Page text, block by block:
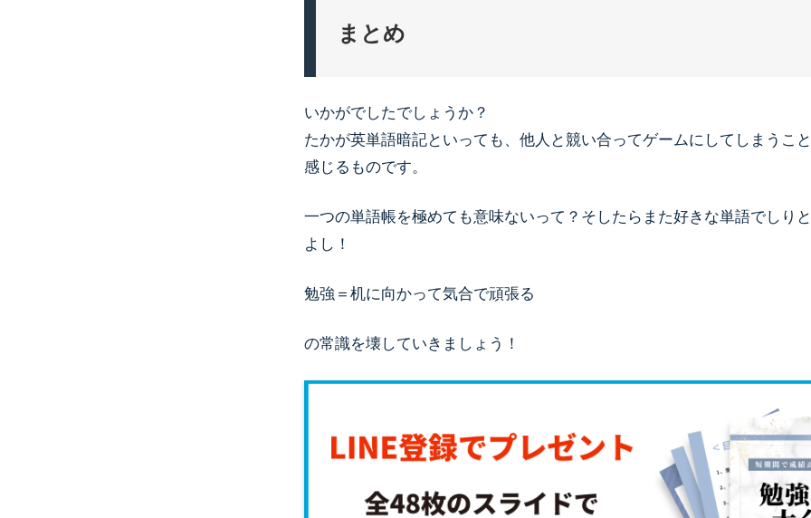
まとめ
いかがでしたでしょうか？
たかが英単語暗記といっても、他人と競い合ってゲームにしてしまうこ
感じるものです。
一つの単語帳を極めても意味ないって？そしたらまた好きな単語でしり
よし！
勉強＝机に向かって気合で頑張る
の常識を壊していきましょう！